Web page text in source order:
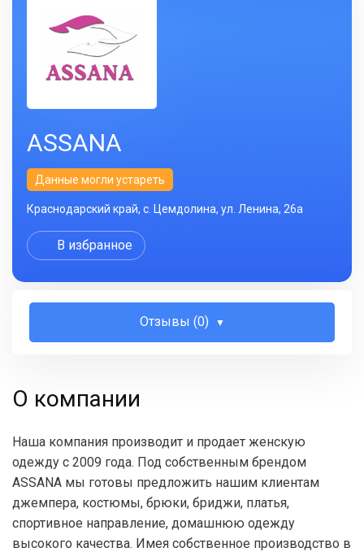
ASSANA
Данные могли устареть
Краснодарский край, с. Цемдолина, ул. Ленина, 26а
В избранное
Отзывы (0)
О компании
Наша компания производит и продает женскую
одежду с 2009 года. Под собственным брендом
ASSANA мы готовы предложить нашим клиентам
джемпера, костюмы, брюки, бриджи, платья,
спортивное направление, домашнюю одежду
высокого качества. Имея собственное производство в